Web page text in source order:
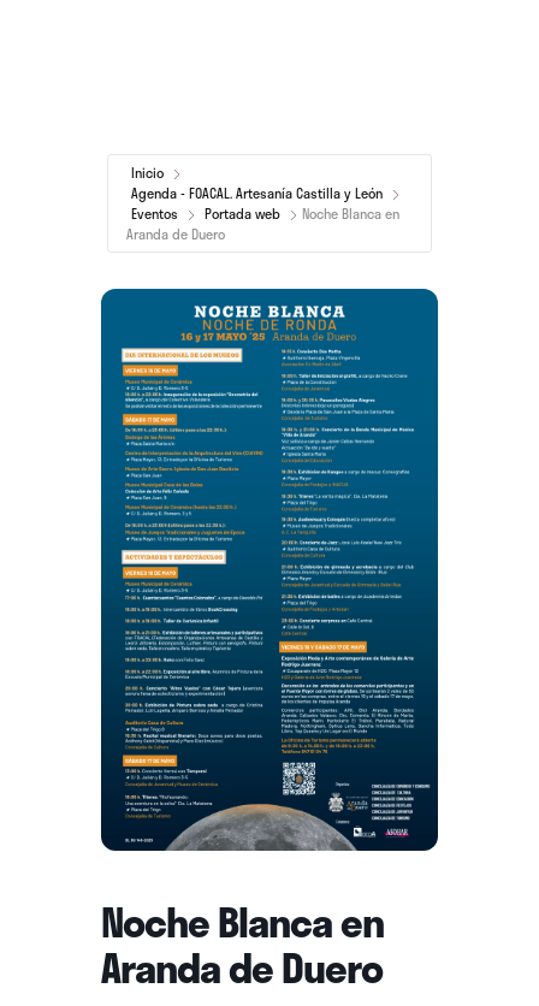
Inicio
Agenda - FOACAL. Artesanía Castilla y León
Eventos
Portada web
Noche Blanca en
Aranda de Duero
Noche Blanca en
Aranda de Duero